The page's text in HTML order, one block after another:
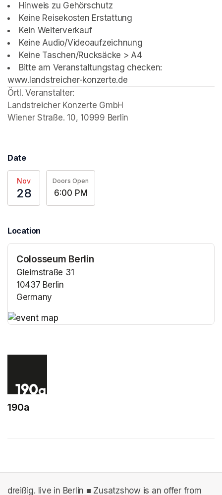
Hinweis zu Gehörschutz
Keine Reisekosten Erstattung
Kein Weiterverkauf
Keine Audio/Videoaufzeichnung
Keine Taschen/Rucksäcke > A4
Bitte am Veranstaltungstag checken:
www.landstreicher-konzerte.de
Örtl. Veranstalter:
Landstreicher Konzerte GmbH
Wiener Straße. 10, 10999 Berlin
Date
Nov
28
Doors Open
6:00 PM
Location
Colosseum Berlin
Gleimstraße 31
10437 Berlin
Germany
190a
dreißig. live in Berlin ■ Zusatzshow is an offer from